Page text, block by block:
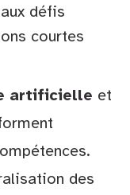
défis
courtes
artificielle et
des